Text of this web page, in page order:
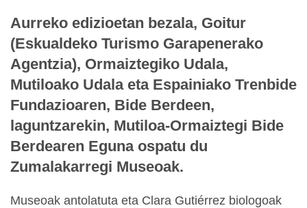
Aurreko edizioetan bezala, Goitur
(Eskualdeko Turismo Garapenerako
Agentzia), Ormaiztegiko Udala,
Mutiloako Udala eta Espainiako Trenbide
Fundazioaren, Bide Berdeen,
laguntzarekin, Mutiloa-Ormaiztegi Bide
Berdearen Eguna ospatu du
Zumalakarregi Museoak.
Museoak antolatuta eta Clara Gutiérrez biologoak